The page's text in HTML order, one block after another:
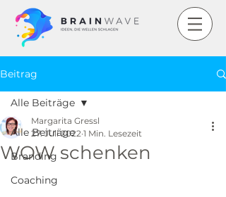
Beitrag
Alle Beiträge
Branding
Coaching
Alle Beiträge
WOW schenken
Margarita Gressl
27. Juli 2022 1 Min. Lesezeit